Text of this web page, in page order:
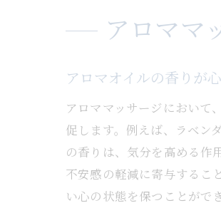
アロママ
アロマオイルの香りが
アロママッサージにおいて
促します。例えば、ラベン
の香りは、気分を高める作
不安感の軽減に寄与するこ
い心の状態を保つことがで